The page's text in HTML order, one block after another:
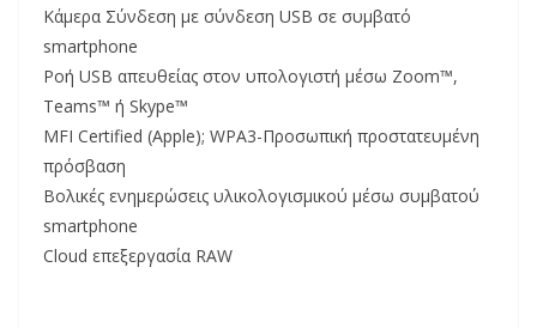
Κάμερα Σύνδεση με σύνδεση USB σε συμβατό
smartphone
Ροή USB απευθείας στον υπολογιστή μέσω Zoom™,
Teams™ ή Skype™
MFI Certified (Apple); WPA3-Προσωπική προστατευμένη
πρόσβαση
Βολικές ενημερώσεις υλικολογισμικού μέσω συμβατού
smartphone
Cloud επεξεργασία RAW